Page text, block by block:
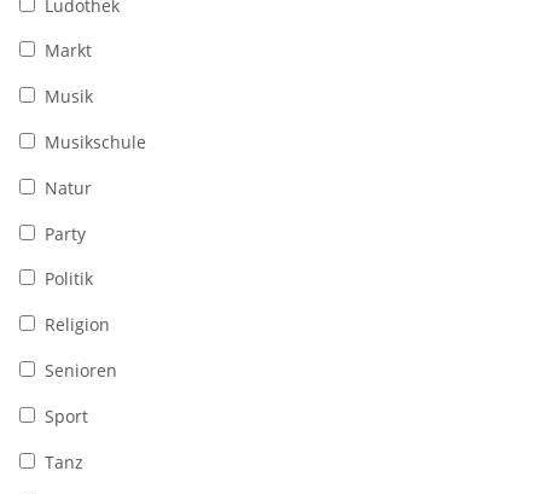
Ludothek
Markt
Musik
Musikschule
Natur
Party
Politik
Religion
Senioren
Sport
Tanz